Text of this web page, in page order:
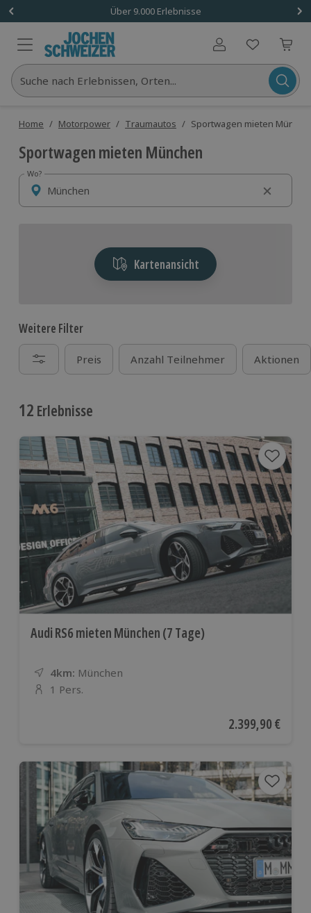
Über 9.000 Erlebnisse
Benutzerkonto
Suche nach Erlebnissen, Orten...
Home / Motorpower / Traumautos / Sportwagen mieten
Sportwagen mieten München
Wo?
Wo?
Kartenansicht
Weitere Filter
Preis Anzahl Teilnehmer Aktionen
12 Erlebnisse
Audi RS6 mieten München (7 Tage)
4km: Entfernung
Standort
München
Anzahl der Teilnehmer
1 Pers.
Aktueller Preis
2.399,90 €